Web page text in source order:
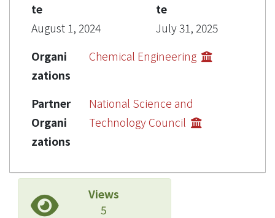
te
August 1, 2024
te
July 31, 2025
Organi
zations
Chemical Engineering
Partner
Organi
zations
National Science and
Technology Council
Views
5